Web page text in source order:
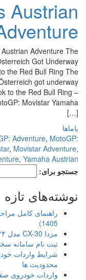
Austrian
Adventure
Austrian Adventure The
Got Underway
to the Red Bull Ring The
got underway
to the Red Bull Ring –
Movistar Yamaha
[…]
یاماها
Adventure,MotoGP:
,Movistar Adventure
,Yamaha Austrian
جستجو برای:
نوشته‌های تازه
1405)
مزدا CX-30 مدل ۲۰۲۴ آفتاب خودرو؛ بررسی و مشخصات فنی
ثبت نام سامانه سخا
شرایط واردات خودرو
محدودیت ها
واردات خودروی